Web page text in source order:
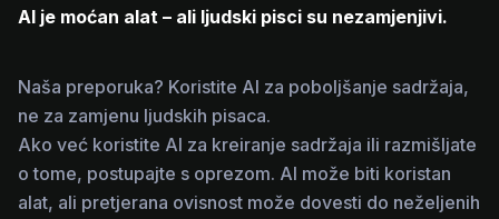
AI je moćan alat – ali ljudski pisci su nezamjenjivi.
Naša preporuka? Koristite AI za poboljšanje sadržaja,
ne za zamjenu ljudskih pisaca.
Ako već koristite AI za kreiranje sadržaja ili razmišljate
o tome, postupajte s oprezom. AI može biti koristan
alat, ali pretjerana ovisnost može dovesti do neželjenih